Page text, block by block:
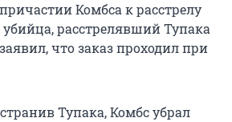
Комбса к расстрелу
расстрелявший Тупака
что заказ проходил при
Тупака, Комбс убрал